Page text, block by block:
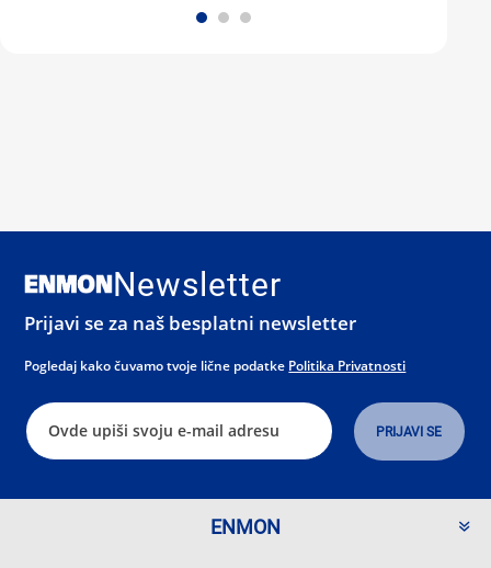
Newsletter
Prijavi se za naš besplatni newsletter
Pogledaj kako čuvamo tvoje lične podatke Politika Privatnosti
ENMON